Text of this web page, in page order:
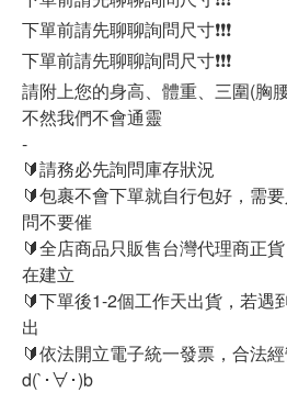
下單前請先聊聊詢問尺寸❗❗❗
下單前請先聊聊詢問尺寸❗❗❗
請附上您的身高、體重、三圍(胸
不然我們不會通靈
-
🔰請務必先詢問庫存狀況
🔰包裹不會下單就自行包好，需
問不要催
🔰全店商品只販售台灣代理商正
在建立
🔰下單後1-2個工作天出貨，若遇
出
🔰依法開立電子統一發票，合法
d(`･∀･)b